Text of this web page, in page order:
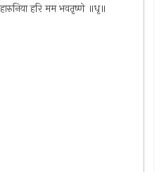
हरि मम भवतृष्णे ॥धृ॥